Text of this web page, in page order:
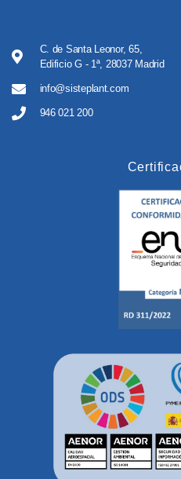
C. de Santa Leonor, 65,
Edificio G - 1ª, 28037 Madrid
info@sisteplant.com
946 021 200